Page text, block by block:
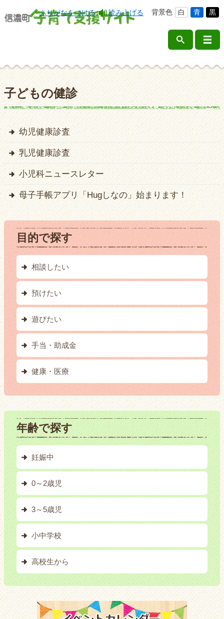
ふりがなをつける 読み上げる 背景色 白 青 黒
子どもの健診
幼児健康診査
乳児健康診査
小児科ニュースレター
母子手帳アプリ「Hugしなの」始まります！
目的で探す
相談したい
預けたい
遊びたい
手当・助成金
健康・医療
年齢で探す
妊娠中
0～2歳児
3～5歳児
小中学校
高校生から